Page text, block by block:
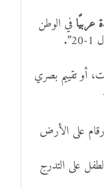
عربيًافي الوطن
أو تقييم بصري
على الأرض
على التدرج